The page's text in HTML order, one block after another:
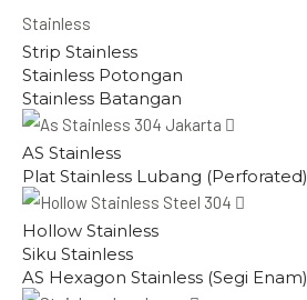
Stainless
Strip Stainless
Stainless Potongan
Stainless Batangan
AS Stainless
Plat Stainless Lubang (Perforated)
Hollow Stainless
Siku Stainless
AS Hexagon Stainless (Segi Enam)